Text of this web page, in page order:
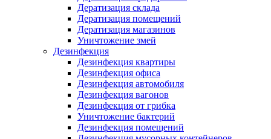
Дератизация склада
Дератизация помещений
Дератизация магазинов
Уничтожение змей
Дезинфекция
Дезинфекция квартиры
Дезинфекция офиса
Дезинфекция автомобиля
Дезинфекция вагонов
Дезинфекция от грибка
Уничтожение бактерий
Дезинфекция помещений